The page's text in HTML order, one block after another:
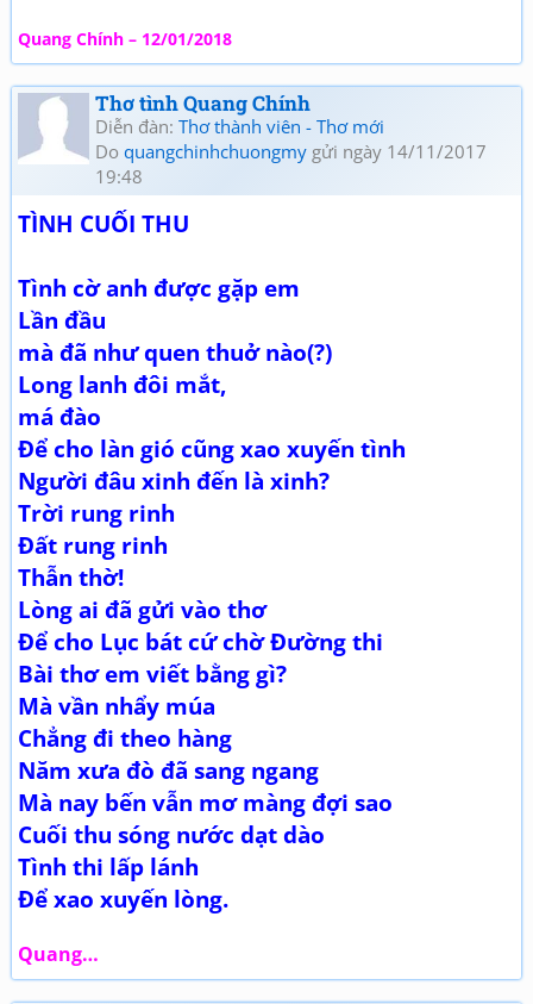
Quang Chính – 12/01/2018
Thơ tình Quang Chính
Diễn đàn: Thơ thành viên - Thơ mới
Do quangchinhchuongmy gửi ngày 14/11/2017
19:48
TÌNH CUỐI THU
Tình cờ anh được gặp em
Lần đầu
mà đã như quen thuở nào(?)
Long lanh đôi mắt,
má đào
Để cho làn gió cũng xao xuyến tình
Người đâu xinh đến là xinh?
Trời rung rinh
Đất rung rinh
Thẫn thờ!
Lòng ai đã gửi vào thơ
Để cho Lục bát cứ chờ Đường thi
Bài thơ em viết bằng gì?
Mà vần nhẩy múa
Chẳng đi theo hàng
Năm xưa đò đã sang ngang
Mà nay bến vẫn mơ màng đợi sao
Cuối thu sóng nước dạt dào
Tình thi lấp lánh
Để xao xuyến lòng.
Quang…